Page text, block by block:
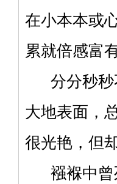
在小本本或
累就倍感富
分分秒秒
大地表面，
很光艳，但
襁褓中曾